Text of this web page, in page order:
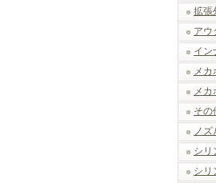
拡張
アウ
イン
メカ
メ
その
ノズ
シリ
シリ